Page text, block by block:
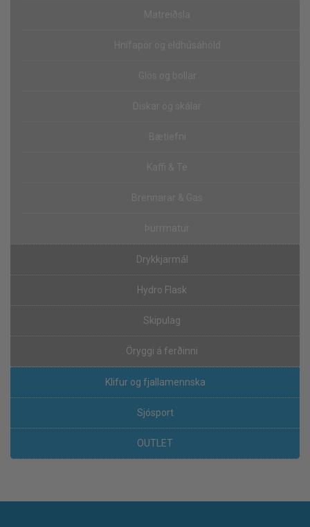
Drykkjarmál
Hydro Flask
Skipulag
Öryggi á ferðinni
Klifur og fjallamennska
Sjósport
OUTLET